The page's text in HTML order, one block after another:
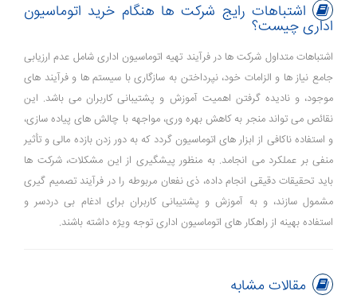
اشتباهات رایج شرکت ها هنگام خرید اتوماسیون
اداری چیست؟
اشتباهات متداول شرکت ‌ها در فرآیند تهیه اتوماسیون اداری شامل عدم ارزیابی
جامع نیاز ها و الزامات خود، نپرداختن به سازگاری با سیستم‌ ها و فرآیند های
موجود، و نادیده گرفتن اهمیت آموزش و پشتیبانی کاربران می ‌باشد. این
نقائص می‌ تواند منجر به کاهش بهره ‌وری، مواجهه با چالش‌ های پیاده ‌سازی،
و استفاده ناکافی از ابزار های اتوماسیون گردد که به دور زدن بازده مالی و تأثیر
منفی بر عملکرد می ‌انجامد. به منظور پیشگیری از این مشکلات، شرکت ‌ها
باید تحقیقات دقیقی انجام داده، ذی‌ نفعان مربوطه را در فرآیند تصمیم‌ گیری
مشمول سازند، و به آموزش و پشتیبانی کاربران برای ادغام بی ‌دردسر و
استفاده بهینه از راهکار های اتوماسیون اداری توجه ویژه داشته باشند.
مقالات مشابه